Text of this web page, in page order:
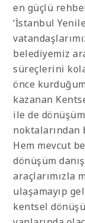
en güçlü
‘İstanbul
belediyemiz
süreçlerini
önce
kazanan
ile de
noktalarından
Hem mevcut
dönüşüm
araçlarımızla
ulaşamayıp
kentsel